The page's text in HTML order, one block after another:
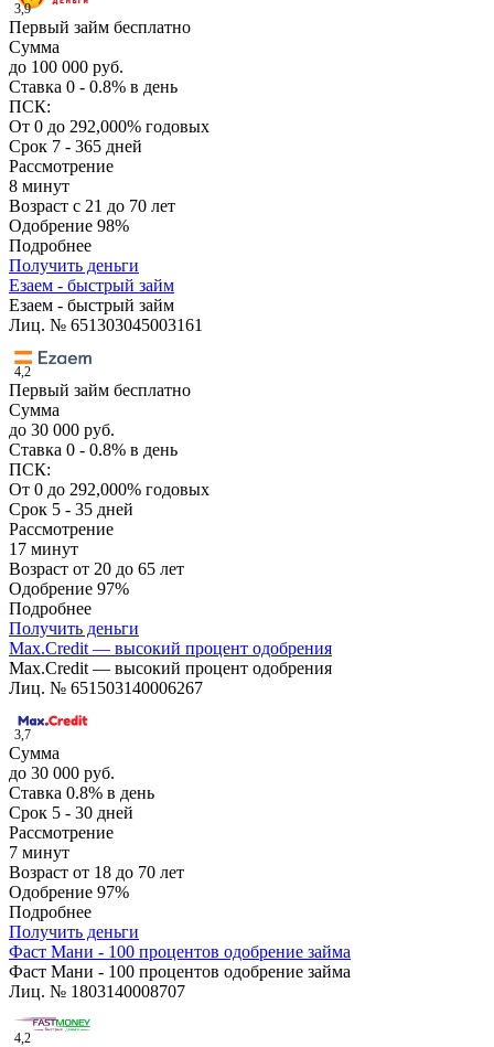
3,9
Первый займ бесплатно
Сумма
до 100 000 руб.
Ставка 0 - 0.8% в день
ПСК:
От 0 до 292,000% годовых
Срок 7 - 365 дней
Рассмотрение
8 минут
Возраст с 21 до 70 лет
Одобрение 98%
Подробнее
Получить деньги
Езаем - быстрый займ
Езаем - быстрый займ
Лиц. № 651303045003161
4,2
Первый займ бесплатно
Сумма
до 30 000 руб.
Ставка 0 - 0.8% в день
ПСК:
От 0 до 292,000% годовых
Срок 5 - 35 дней
Рассмотрение
17 минут
Возраст от 20 до 65 лет
Одобрение 97%
Подробнее
Получить деньги
Max.Credit — высокий процент одобрения
Max.Credit — высокий процент одобрения
Лиц. № 651503140006267
3,7
Сумма
до 30 000 руб.
Ставка 0.8% в день
Срок 5 - 30 дней
Рассмотрение
7 минут
Возраст от 18 до 70 лет
Одобрение 97%
Подробнее
Получить деньги
Фаст Мани - 100 процентов одобрение займа
Фаст Мани - 100 процентов одобрение займа
Лиц. № 1803140008707
4,2